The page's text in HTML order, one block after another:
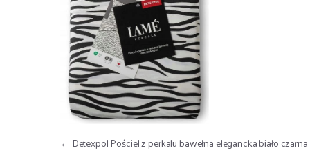
Nawigacja wpisu
← Detexpol Pościel z perkalu bawełna elegancka biało